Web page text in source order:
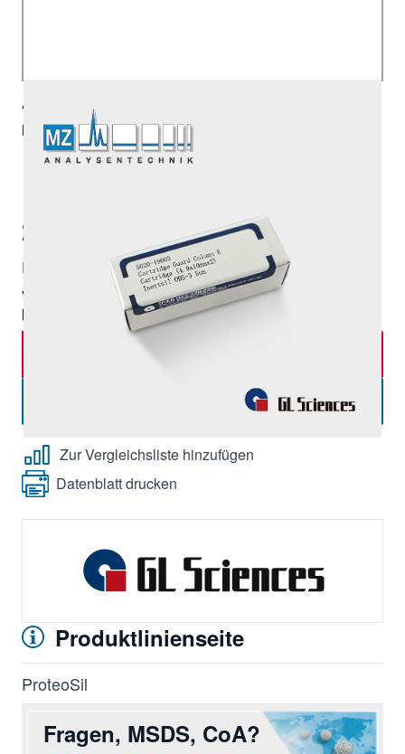
Artikelnummer:
Hersteller: GL Sciences
299,00 € Lieferzeit:ca. 7 Tage
Exkl. 19% Steuern, exkl.Versandkosten
Verpackungseinheit:2 Stk,
Mindestbestellmenge:1 Stück
Angebot anfordern
Zur Vergleichsliste hinzufügen
Datenblatt drucken
Produktlinienseite
ProteoSil
Fragen, MSDS, CoA?